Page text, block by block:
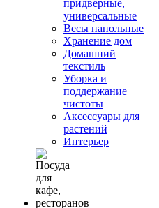
придверные,
универсальные
Весы напольные
Хранение дом
Домашний
текстиль
Уборка и
поддержание
чистоты
Аксессуары для
растений
Интерьер